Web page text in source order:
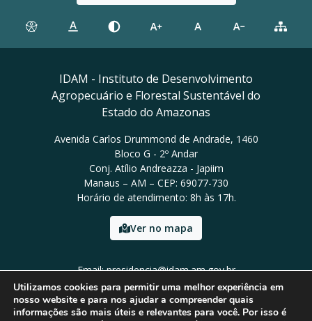
IDAM - Instituto de Desenvolvimento
Agropecuário e Florestal Sustentável do
Estado do Amazonas
Avenida Carlos Drummond de Andrade, 1460
Bloco G - 2º Andar
Conj. Atílio Andreazza - Japiim
Manaus – AM – CEP: 69077-730
Horário de atendimento: 8h às 17h.
Ver no mapa
Email: presidencia@idam.am.gov.br
Tel: (92) 98452-9911
Utilizamos cookies para permitir uma melhor experiência em
nosso website e para nos ajudar a compreender quais
informações são mais úteis e relevantes para você. Por isso é